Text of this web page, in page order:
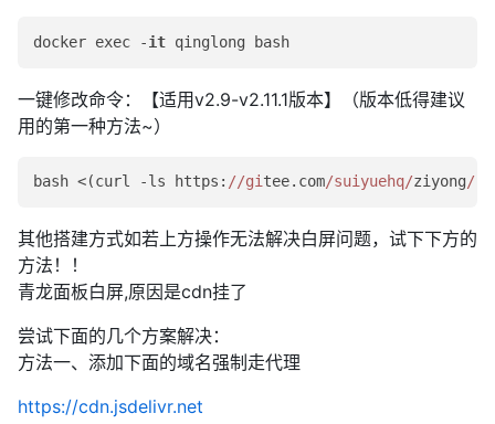
docker exec -it qinglong bash
一键修改命令：【适用v2.9-v2.11.1版本】（版本低得建议
用的第一种方法~）
bash <(curl -ls https: //gi tee.com/suiyuehq/ziyong/
其他搭建方式如若上方操作无法解决白屏问题，试下下方的
方法！！
青龙面板白屏,原因是cdn挂了
尝试下面的几个方案解决：
方法一、添加下面的域名强制走代理
https://cdn.jsdelivr.net